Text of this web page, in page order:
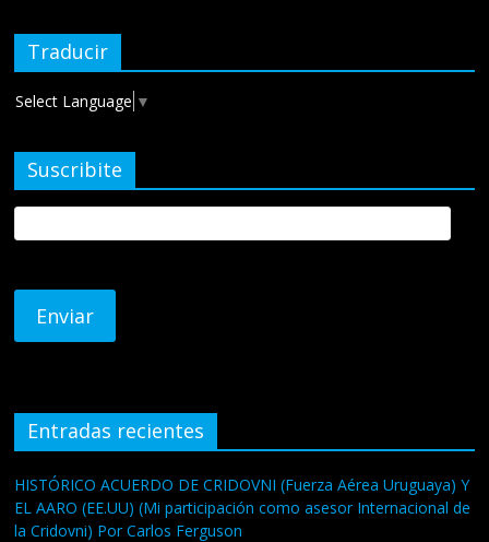
Traducir
Select Language ▼
Suscribite
Entradas recientes
HISTÓRICO ACUERDO DE CRIDOVNI (Fuerza Aérea Uruguaya) Y
EL AARO (EE.UU) (Mi participación como asesor Internacional de
la Cridovni) Por Carlos Ferguson